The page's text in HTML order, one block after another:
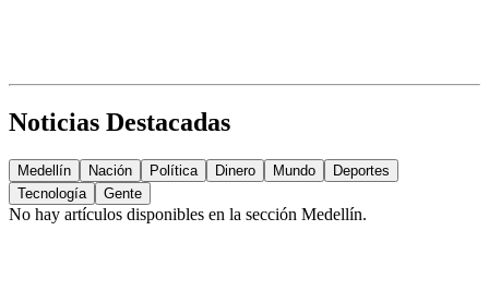
Noticias Destacadas
Medellín Nación Política Dinero Mundo
Deportes
Tecnología
Gente
No hay artículos disponibles en la sección Medellín.